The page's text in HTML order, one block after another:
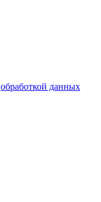
обработкой данных